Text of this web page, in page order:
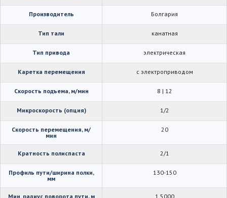
Производитель Болгария
Тип тали канатная
Тип привода электрическая
Каретка перемещения с электроприводом
Скорость подъема, м/мин 8 | 12
Микроскорость (опция) 1/2
Скорость перемещения, м/
мин
20
Кратность полиспаста 2/1
Профиль пути/ширина полки,
мм
130-150
Мин. радиус поворота пути, м 1.5000